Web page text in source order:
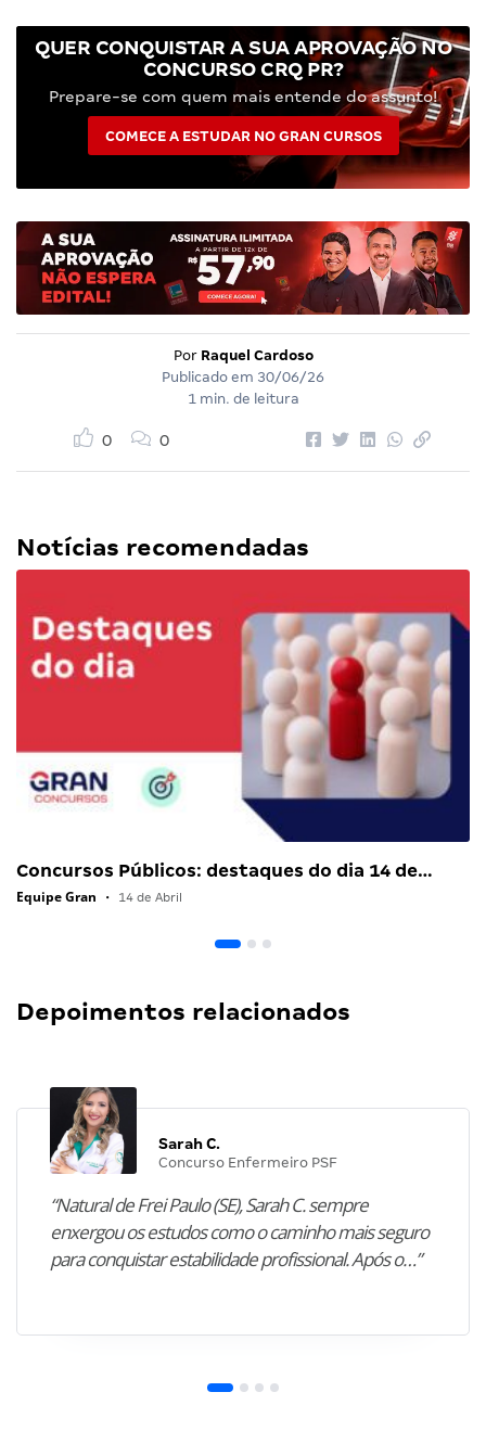
QUER CONQUISTAR A SUA APROVAÇÃO NO
CONCURSO CRQ PR?
Prepare-se com quem mais entende do assunto!
COMECE A ESTUDAR NO GRAN CURSOS
Por Raquel Cardoso
Publicado em 30/06/26
1 min. de leitura
0 0
Notícias recomendadas
Concursos Públicos: destaques do dia 14 de…
Equipe Gran • 14 de Abril
Depoimentos relacionados
Sarah C.
Concurso Enfermeiro PSF
“Natural de Frei Paulo (SE), Sarah C. sempre
enxergou os estudos como o caminho mais seguro
para conquistar estabilidade profissional. Após o…”